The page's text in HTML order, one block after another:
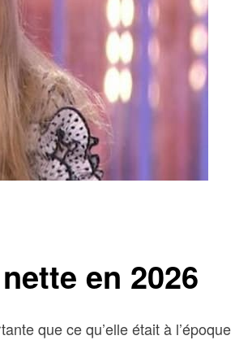
en 2026
que ce qu’elle était à l’époque